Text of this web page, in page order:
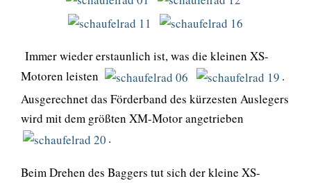
Immer wieder erstaunlich ist, was die kleinen XS-
Motoren leisten
.
Ausgerechnet das Förderband des kürzesten Auslegers
wird mit dem größten XM-Motor angetrieben
.
Beim Drehen des Baggers tut sich der kleine XS-